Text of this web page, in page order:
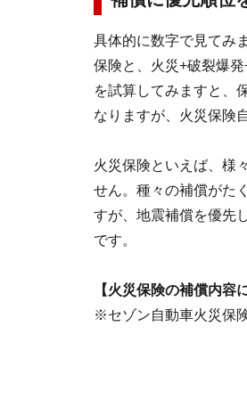
具体的に数字で見てみ
保険と、火災+破裂爆
を試算してみますと、
なりますが、火災保険
火災保険といえば、様
せん。種々の補償がた
すが、地震補償を優先
です。
【火災保険の補償内容
※セゾン自動車火災保